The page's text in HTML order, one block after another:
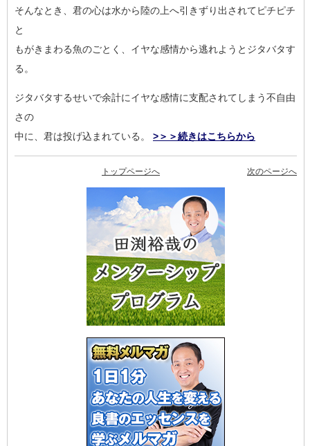
そんなとき、君の心は水から陸の上へ引きずり出されてピチピチ
と
もがきまわる魚のごとく、イヤな感情から逃れようとジタバタす
る 。
ジタバタするせいで余計にイヤな感情に支配されてしまう不自由
さの
中に、君は投げ込まれている。 >＞＞続きはこちらから
次のページへ
トップページへ